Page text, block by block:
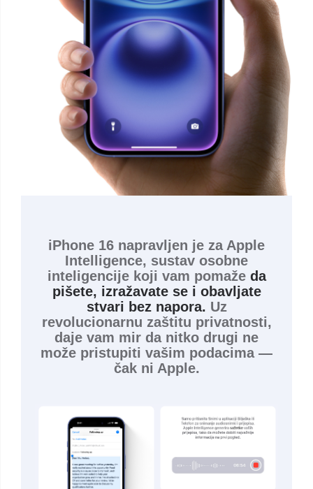
iPhone 16 napravljen je za Apple
Intelligence, sustav osobne
inteligencije koji vam pomaže da
pišete, izražavate se i obavljate
stvari bez napora. Uz
revolucionarnu zaštitu privatnosti,
daje vam mir da nitko drugi ne
može pristupiti vašim podacima —
čak ni Apple.